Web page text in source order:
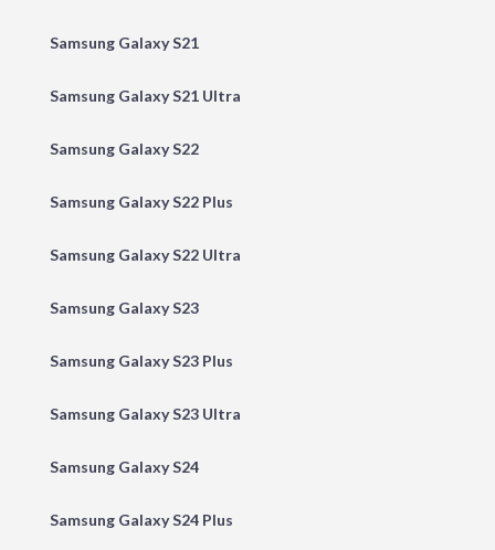
Samsung Galaxy S21
Samsung Galaxy S21 Ultra
Samsung Galaxy S22
Samsung Galaxy S22 Plus
Samsung Galaxy S22 Ultra
Samsung Galaxy S23
Samsung Galaxy S23 Plus
Samsung Galaxy S23 Ultra
Samsung Galaxy S24
Samsung Galaxy S24 Plus